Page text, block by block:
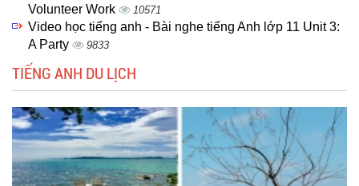
Volunteer Work
10571
Video học tiếng anh - Bài nghe tiếng Anh lớp 11 Unit 3:
A Party
9833
TIẾNG ANH DU LỊCH